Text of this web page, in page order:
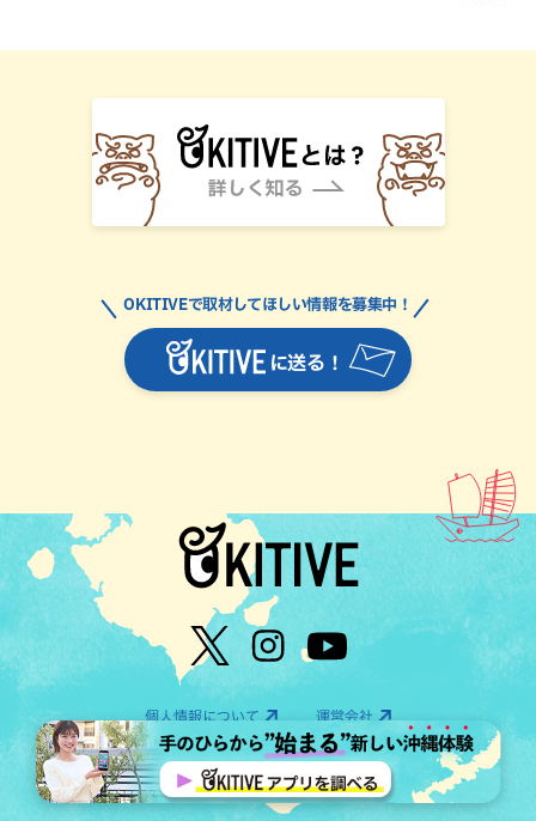
に送る！
OKITIVEで取材してほしい情報を募集中！
個人情報について 運営会社
©OTV CO.,LTD All Rights Reserved.